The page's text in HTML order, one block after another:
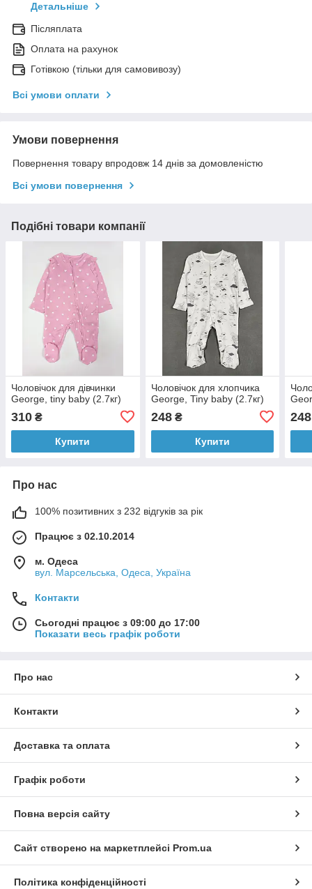
Детальніше
Післяплата
Оплата на рахунок
Готівкою (тільки для самовивозу)
Всі умови оплати
Умови повернення
Повернення товару впродовж 14 днів за домовленістю
Всі умови повернення
Подібні товари компанії
Чоловічок для дівчинки
George, tiny baby (2.7кг)
310 ₴
Купити
Чоловічок для хлопчика
George, Tiny baby (2.7кг)
248₴
Купити
248
Про нас
100% позитивних з 232 відгуків за рік
Працює з 02.10.2014
м. Одеса
вул. Марсельська, Одеса, Україна
Контакти
Сьогодні працює з 09:00 до 17:00
Показати весь графік роботи
Про нас
Контакти
Доставка та оплата
Графік роботи
Повна версія сайту
Сайт створено на маркетплейсі Prom.ua
Політика конфіденційності